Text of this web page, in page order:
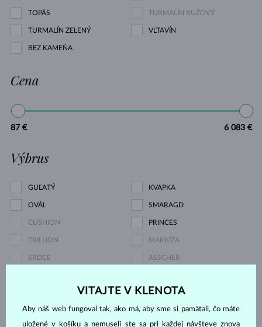
TOPÁS TURMALÍN RUŽOVÝ
TURMALÍN ZELENÝ VLTAVÍN
BEZ KAMEŇA
Cena
87 € 6 083 €
Výbrus
GUĽATÝ KVAPKA
OVÁL SMARAGD
CUSHION PRINCES
TRILLION MARKÍZA
SRDCE ASSCHER
JUŽNÉHO PACIFIKU TAHITSKÁ
VITAJTE V KLENOTA
Aby náš web fungoval tak, ako má, aby sme si pamätali, čo máte
uložené v košíku a nemuseli ste sa pri každej návšteve znova